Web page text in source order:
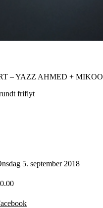
– YAZZ AHMED + MIKOO
friflyt
5. september 2018